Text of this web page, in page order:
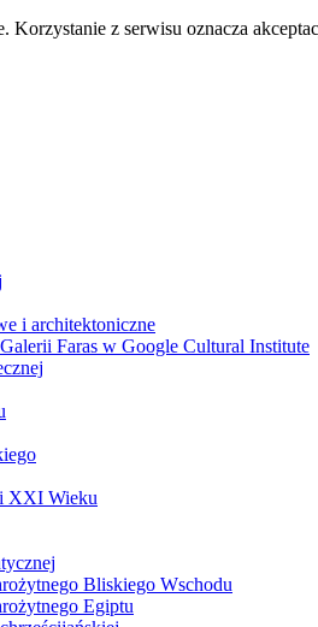
z serwisu oznacza
i architektoniczne
Faras w Google Cultural Institute
XXI Wieku
Bliskiego Wschodu
Egiptu